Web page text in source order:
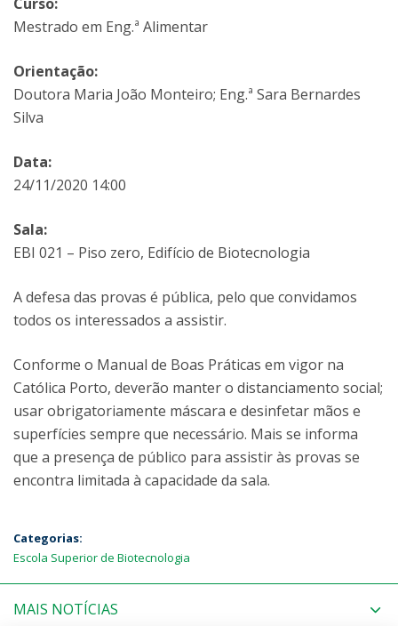
Mestrado em Eng.ª Alimentar
Orientação:
Doutora Maria João Monteiro; Eng.ª Sara Bernardes
Silva
Data:
24/11/2020 14:00
Sala:
EBI 021 – Piso zero, Edifício de Biotecnologia
A defesa das provas é pública, pelo que convidamos
todos os interessados a assistir.
Conforme o Manual de Boas Práticas em vigor na
Católica Porto, deverão manter o distanciamento social;
usar obrigatoriamente máscara e desinfetar mãos e
superfícies sempre que necessário. Mais se informa
que a presença de público para assistir às provas se
encontra limitada à capacidade da sala.
Categorias:
Escola Superior de Biotecnologia
MAIS NOTÍCIAS